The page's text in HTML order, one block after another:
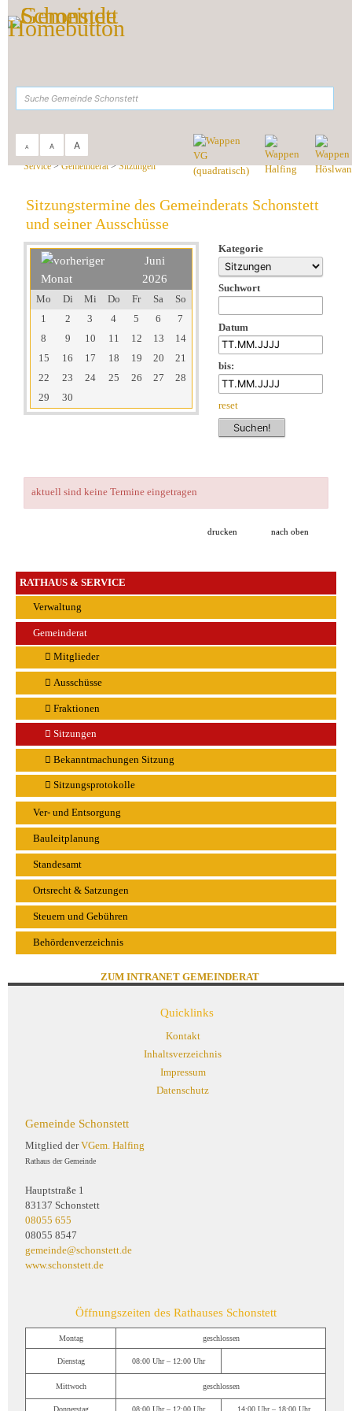
Zum Inhalt, zur Navigation
A A A
RATHAUS & SERVICE
Verwaltung
Gemeinderat
Mitglieder
Ausschüsse
Fraktionen
Sitzungen
Bekanntmachungen Sitzung
Sitzungsprotokolle
Ver- und Entsorgung
Bauleitplanung
Standesamt
Ortsrecht & Satzungen
Steuern und Gebühren
Behördenverzeichnis
Rathaus &
Service>Gemeinderat>Sitzungen
Sitzungstermine des Gemeinderats Schonstett
und seiner Ausschüsse
Juni
2026
Mo Di Mi Do Fr Sa
So
1
2 3 4 5 6
7
8
9 10 11 12 13
14
15
16 17 18 19 20
21
22
23 24 25 26 27
28
29
30
Kategorie
Suchwort
Datum
bis:
reset
aktuell sind keine Termine eingetragen
drucken nach oben
ZUM INTRANET GEMEINDERAT
Quicklinks
Kontakt
Inhaltsverzeichnis
Impressum
Datenschutz
Gemeinde Schonstett
Mitglied derVGem. Halfing
Rathaus der Gemeinde
Hauptstraße 1
83137 Schonstett
08055 655
08055 8547
gemeinde@schonstett.de
www.schonstett.de
Öffnungszeiten des Rathauses Schonstett
Montag geschlossen
Dienstag 08:00 Uhr – 12:00 Uhr
Mittwoch geschlossen